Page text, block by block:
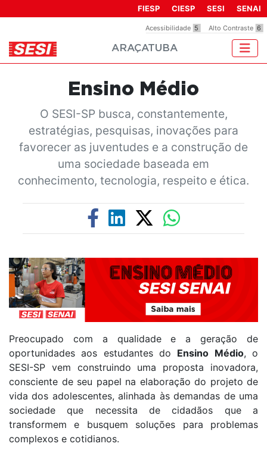
inclui
um
acessibilidade.
Acessibilidade 5 Alto Contraste 6
FIESP CIESP SESI SENAI
ARAÇATUBA
Ensino Médio
O SESI-SP busca, constantemente,
estratégias, pesquisas, inovações para
favorecer as juventudes e a construção de
uma sociedade baseada em
conhecimento, tecnologia, respeito e ética.
Preocupado com a qualidade e a geração de
oportunidades aos estudantes do Ensino Médio, o
SESI-SP vem construindo uma proposta inovadora,
consciente de seu papel na elaboração do projeto de
vida dos adolescentes, alinhada às demandas de uma
sociedade que necessita de cidadãos que a
transformem e busquem soluções para problemas
complexos e cotidianos.